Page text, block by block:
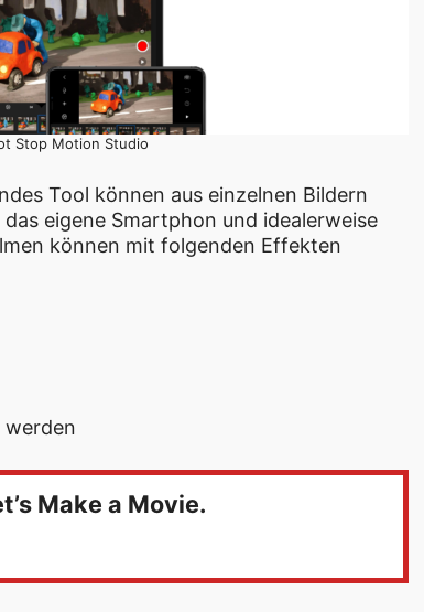
Stop Motion Studio
Tool können aus einzelnen Bildern
eigene Smartphon und idealerweise
können mit folgenden Effekten
werden
Make a Movie.